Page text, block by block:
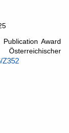
Award
Z352